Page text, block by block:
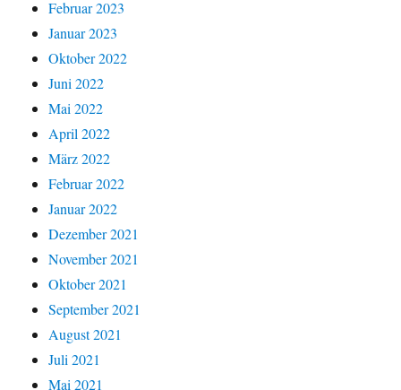
Februar 2023
Januar 2023
Oktober 2022
Juni 2022
Mai 2022
April 2022
März 2022
Februar 2022
Januar 2022
Dezember 2021
November 2021
Oktober 2021
September 2021
August 2021
Juli 2021
Mai 2021